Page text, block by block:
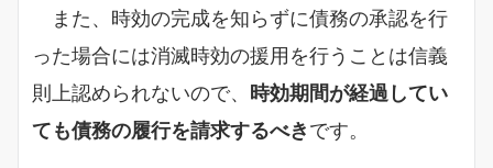
また、時効の完成を知らずに債務の承認を行
った場合には消滅時効の援用を行うことは信義
則上認められないので、 時効期間が経過してい
ても債務の履行を請求するべきです。